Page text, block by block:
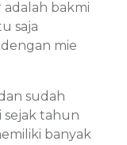
adalah bakmi
saja
mie
sudah
sejak tahun
banyak